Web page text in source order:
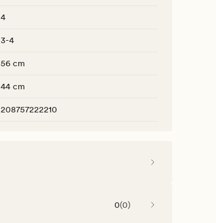
4
3-4
56 cm
44 cm
208757222210
0(0)